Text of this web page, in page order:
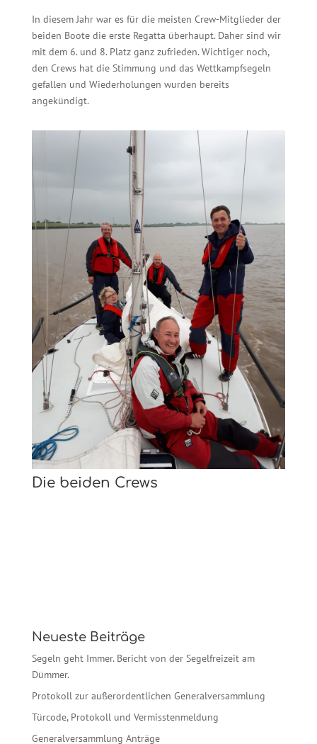
In diesem Jahr war es für die meisten Crew-Mitglieder der
beiden Boote die erste Regatta überhaupt. Daher sind wir
mit dem 6. und 8. Platz ganz zufrieden. Wichtiger noch,
den Crews hat die Stimmung und das Wettkampfsegeln
gefallen und Wiederholungen wurden bereits
angekündigt.
Die beiden Crews
Neueste Beiträge
Segeln geht Immer. Bericht von der Segelfreizeit am
Dümmer.
Protokoll zur außerordentlichen Generalversammlung
Türcode, Protokoll und Vermisstenmeldung
Generalversammlung Anträge